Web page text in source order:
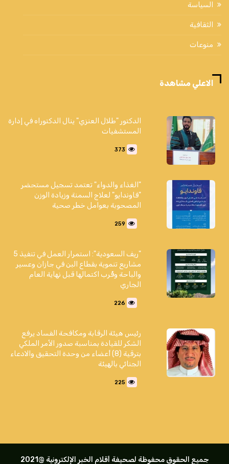
السياسة
الثقافية
منوعات
الاعلي مشاهدة
الدكتور "طلال العنزي" ينال الدكتوراه في إدارة
المستشفيات
373
"الغذاء والدواء" تعتمد تسجيل مستحضر
"فاوندايو" لعلاج السمنة وزيادة الوزن
المصحوبة بعوامل خطر صحية
259
"ريف السعودية": استمرار العمل في تنفيذ 5
مشاريع تنموية بقطاع البن في جازان وعسير
والباحة وقُرب اكتمالها قبل نهاية العام
الجاري
226
رئيس هيئة الرقابة ومكافحة الفساد يرفع
الشكر للقيادة بمناسبة صدور الأمر الملكي
بترقية (8) أعضاء من وحدة التحقيق والادعاء
الجنائي بالهيئة
225
جميع الحقوق محفوظة لصحيفة أقلام الخبر الإلكترونية @2021